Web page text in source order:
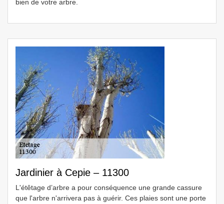
bien de votre arbre.
Jardinier à Cepie – 11300
L'étêtage d’arbre a pour conséquence une grande cassure
que l'arbre n'arrivera pas à guérir. Ces plaies sont une porte